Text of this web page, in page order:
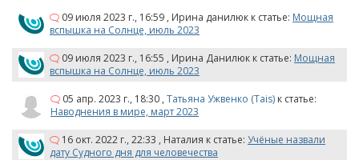
09 июля 2023 г., 16:59 , Ирина данилюк к статье: Мощная
вспышка на Солнце, июль 2023
09 июля 2023 г., 16:55 , Ирина Данилюк к статье: Мощная
вспышка на Солнце, июль 2023
05 апр. 2023 г., 18:30 , Татьяна Ужвенко (Tais) к статье:
Наводнения в мире, март 2023
16 окт. 2022 г., 22:33 , Наталия к статье: Учёные назвали
дату Судного дня для человечества